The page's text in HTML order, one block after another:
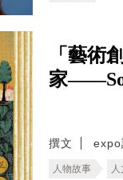
「藝術
家
撰文 expo
人物故事